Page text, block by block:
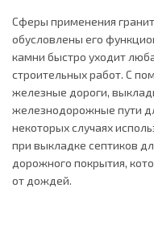
Сферы применения
обусловлены его
камни быстро уходит
строительных работ. С
железные дороги,
железнодорожные пути
некоторых случаях
при выкладке септиков
дорожного покрытия,
от дождей.